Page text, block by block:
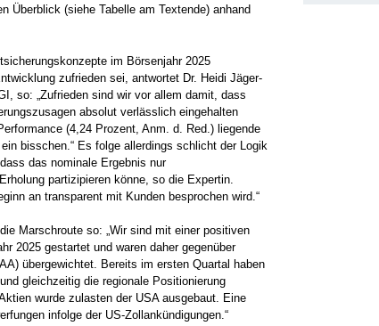
Überblick (siehe Tabelle am Textende) anhand
im Börsenjahr 2025
zufrieden sei, antwortet Dr. Heidi Jäger-
so: „Zufrieden sind wir vor allem damit, dass
absolut verlässlich eingehalten
(4,24 Prozent, Anm. d. Red.) liegende
bisschen.“ Es folge allerdings schlicht der Logik
das nominale Ergebnis nur
partizipieren könne, so die Expertin.
an transparent mit Kunden besprochen wird.“
Marschroute so: „Wir sind mit einer positiven
2025 gestartet und waren daher gegenüber
übergewichtet. Bereits im ersten Quartal haben
gleichzeitig die regionale Positionierung
wurde zulasten der USA ausgebaut. Eine
infolge der US-Zollankündigungen.“